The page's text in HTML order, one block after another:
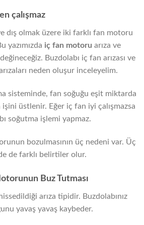
çalışmaz
dış olmak üzere iki farklı fan motoru
yazımızda iç fan motoru arıza ve
Buzdolabı iç fan arızası ve
neden oluşur inceleyelim.
sisteminde, fan soğuğu eşit miktarda
işini üstlenir. Eğer iç fan iyi çalışmazsa
soğutma işlemi yapmaz.
bozulmasının üç nedeni var. Üç
de farklı belirtiler olur.
Buz Tutması
arıza tipidir. Buzdolabınız
yavaş yavaş kaybeder.